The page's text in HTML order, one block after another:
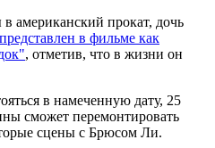
американский прокат, дочь
представлен в фильме как
, отметив, что в жизни он
в намеченную дату, 25
сможет перемонтировать
сцены с Брюсом Ли.